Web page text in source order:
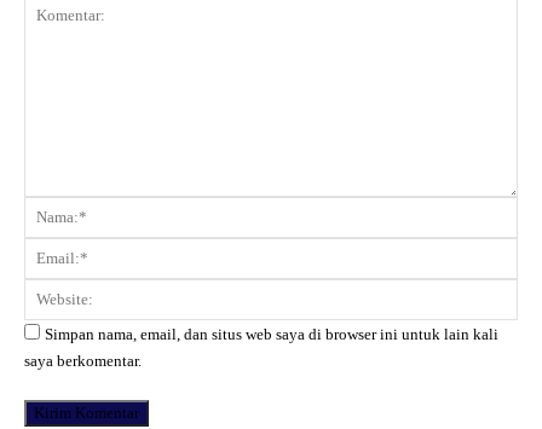
Komentar:
Simpan nama, email, dan situs web saya di browser ini untuk lain kali
saya berkomentar.